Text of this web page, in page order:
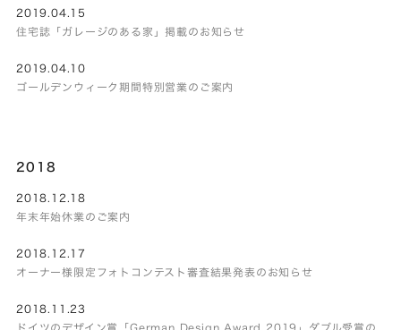
2019.04.15
住宅誌「ガレージのある家」掲載のお知らせ
2019.04.10
ゴールデンウィーク期間特別営業のご案内
2018
2018.12.18
年末年始休業のご案内
2018.12.17
オーナー様限定フォトコンテスト審査結果発表のお知らせ
2018.11.23
ドイツのデザイン賞「German Design Award 2019」ダブル受賞の